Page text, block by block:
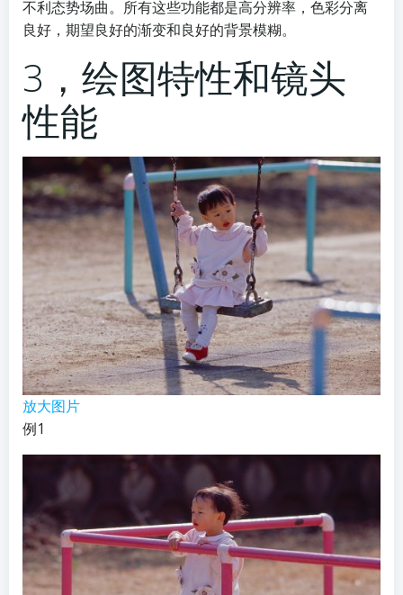
不利态势场曲。所有这些功能都是高分辨率，色彩分离
良好，期望良好的渐变和良好的背景模糊。
3，绘图特性和镜头
性能
放大图片
例1